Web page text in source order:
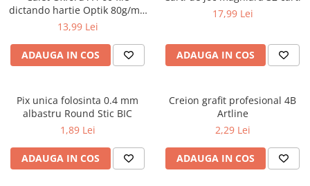
Caiete muzică
Caiete geografie și biologie
Caiete foi veline
Vocabulare
Blocuri de desen școlare
Hârtie pentru lucru manual
Accesorii geometrie și matematică
Rigle și Echere
dictando hartie Optik 80g/mp
Touch Pastel
13,99 Lei
ADAUGA IN COS
17,99 Lei
ADAUGA IN COS
Pix unica folosinta 0.4 mm
albastru Round Stic BIC
1,89 Lei
ADAUGA IN COS
Creion grafit profesional 4B
Artline
2,29 Lei
ADAUGA IN COS